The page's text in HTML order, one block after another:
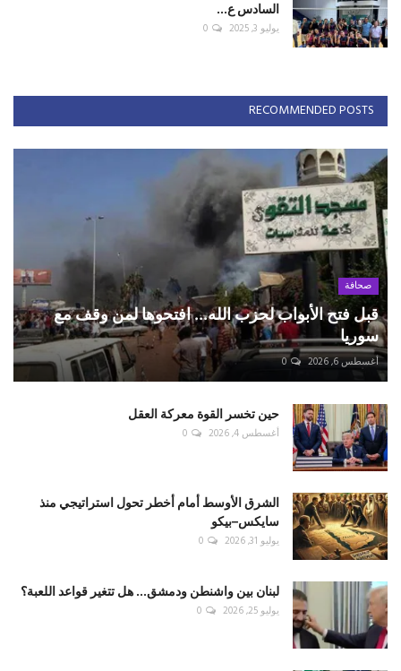
السادس ع...
يوليو 3, 2025 0
RECOMMENDED POSTS
صحافة
قبل فتح الأبواب لحزب الله... افتحوها لمن وقف مع
سوريا
أغسطس 6, 2026 0
حين تخسر القوة معركة العقل
أغسطس 4, 2026 0
الشرق الأوسط أمام أخطر تحول استراتيجي منذ
سايكس–بيكو
يوليو 31, 2026 0
لبنان بين واشنطن ودمشق... هل تتغير قواعد اللعبة؟
يوليو 25, 2026 0